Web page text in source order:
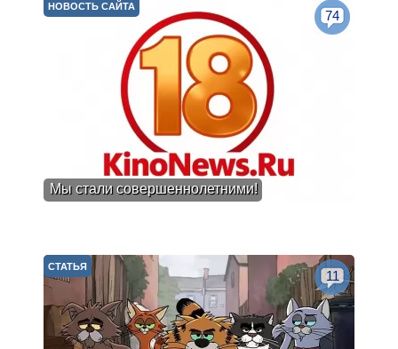
Мы стали совершеннолетними!
НОВОСТЬ САЙТА
74
СТАТЬЯ
11